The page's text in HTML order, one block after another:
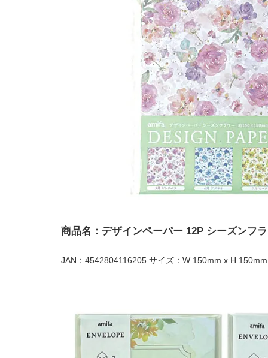
商品名：デザインペーパー 12P シーズンフ
JAN：4542804116205 サイズ：W 150mm x H 150mm